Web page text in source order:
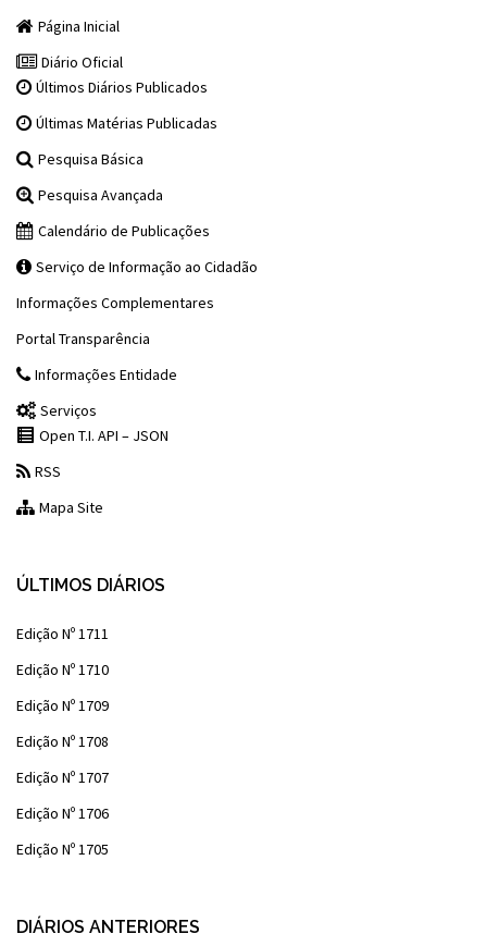
Página Inicial
Diário Oficial
Últimos Diários Publicados
Últimas Matérias Publicadas
Pesquisa Básica
Pesquisa Avançada
Calendário de Publicações
Serviço de Informação ao Cidadão
Informações Complementares
Portal Transparência
Informações Entidade
Serviços
Open T.I. API – JSON
RSS
Mapa Site
ÚLTIMOS DIÁRIOS
Edição Nº 1711
Edição Nº 1710
Edição Nº 1709
Edição Nº 1708
Edição Nº 1707
Edição Nº 1706
Edição Nº 1705
DIÁRIOS ANTERIORES